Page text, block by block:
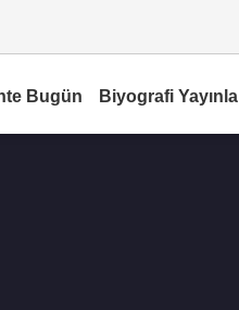
Bugün Biyografi Yayınla